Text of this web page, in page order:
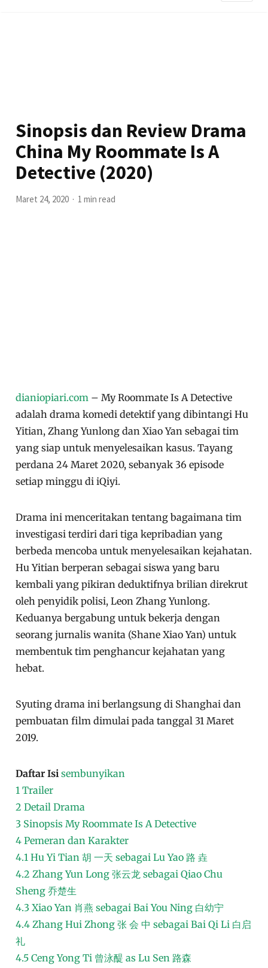
Sinopsis dan Review Drama
China My Roommate Is A
Detective (2020)
Maret 24, 2020 1 min read
dianiopiari.com – My Roommate Is A Detective
adalah drama komedi detektif yang dibintangi Hu
Yitian, Zhang Yunlong dan Xiao Yan sebagai tim
yang siap untuk menyelesaikan kasus. Tayang
perdana 24 Maret 2020, sebanyak 36 episode
setiap minggu di iQiyi.
Drama ini menceritakan tentang bagaimana tim
investigasi terdiri dari tiga kepribadian yang
berbeda mencoba untuk menyelesaikan kejahatan.
Hu Yitian berperan sebagai siswa yang baru
kembali yang pikiran deduktifnya brilian direkrut
oleh penyidik polisi, Leon Zhang Yunlong.
Keduanya bergabung untuk bekerja dengan
seorang jurnalis wanita (Shane Xiao Yan) untuk
membentuk tim penghancur kejahatan yang
hebat.
Syuting drama ini berlangsung di Shanghai dan
pembuatan film dimulai pada tanggal 31 Maret
2019.
Daftar Isi sembunyikan
1 Trailer
2 Detail Drama
3 Sinopsis My Roommate Is A Detective
4 Pemeran dan Karakter
4.1 Hu Yi Tian 胡 一天 sebagai Lu Yao 路 垚
4.2 Zhang Yun Long 张云龙 sebagai Qiao Chu
Sheng 乔楚生
4.3 Xiao Yan 肖燕 sebagai Bai You Ning 白幼宁
4.4 Zhang Hui Zhong 张 会 中 sebagai Bai Qi Li 白启
礼
4.5 Ceng Yong Ti 曾泳醍 as Lu Sen 路森